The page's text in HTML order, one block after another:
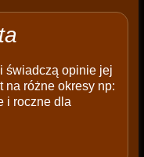
świadczą opinie jej
na różne okresy np:
i roczne dla